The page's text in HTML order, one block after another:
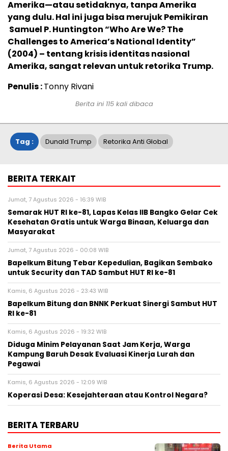
Amerika—atau setidaknya, tanpa Amerika
yang dulu. Hal ini juga bisa merujuk Pemikiran
Samuel P. Huntington “Who Are We? The
Challenges to America’s National Identity”
(2004) – tentang krisis identitas nasional
Amerika, sangat relevan untuk retorika Trump.
Penulis :Tonny Rivani
Berita ini 115kali dibaca
Tag : Dunald Trump Retorika Anti Global
BERITA TERKAIT
Jumat, 7 Agustus 2026 - 16:39 WIB
Semarak HUT RI ke-81, Lapas Kelas IIB Bangko Gelar Cek
Kesehatan Gratis untuk Warga Binaan, Keluarga dan
Masyarakat
Jumat, 7 Agustus 2026 - 00:08 WIB
Bapelkum Bitung Tebar Kepedulian, Bagikan Sembako
untuk Security dan TAD Sambut HUT RI ke-81
Kamis, 6 Agustus 2026 - 23:43 WIB
Bapelkum Bitung dan BNNK Perkuat Sinergi Sambut HUT
RI ke-81
Kamis, 6 Agustus 2026 - 19:32 WIB
Diduga Minim Pelayanan Saat Jam Kerja, Warga
Kampung Baruh Desak Evaluasi Kinerja Lurah dan
Pegawai
Kamis, 6 Agustus 2026 - 12:09 WIB
Koperasi Desa: Kesejahteraan atau Kontrol Negara?
BERITA TERBARU
Berita Utama